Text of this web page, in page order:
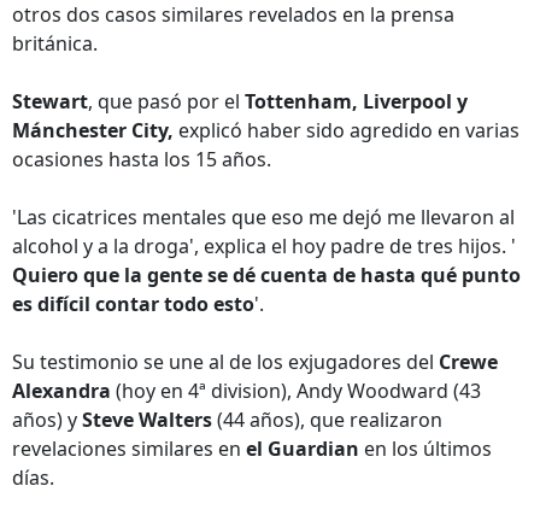
otros dos casos similares revelados en la prensa
británica.
Stewart, que pasó por el Tottenham, Liverpool y
Mánchester City, explicó haber sido agredido en varias
ocasiones hasta los 15 años.
'Las cicatrices mentales que eso me dejó me llevaron al
alcohol y a la droga', explica el hoy padre de tres hijos. '
Quiero que la gente se dé cuenta de hasta qué punto
es difícil contar todo esto'.
Su testimonio se une al de los exjugadores del Crewe
Alexandra (hoy en 4ª division), Andy Woodward (43
años) ySteve Walters(44 años), que realizaron
revelaciones similares en el Guardian en los últimos
días.